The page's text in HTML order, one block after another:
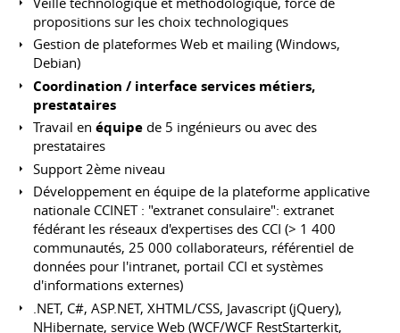
propositions sur les choix technologiques
Gestion de plateformes Web et mailing (Windows,
Debian)
Coordination / interface services métiers,
prestataires
Travail enéquipe de 5 ingénieurs ou avec des
prestataires
Support 2ème niveau
Développement en équipe de la plateforme applicative
nationale CCINET : "extranet consulaire": extranet
fédérant les réseaux d'expertises des CCI (> 1 400
communautés, 25 000 collaborateurs, référentiel de
données pour l'intranet, portail CCI et systèmes
d'informations externes)
.NET, C#, ASP.NET, XHTML/CSS, Javascript (jQuery),
NHibernate, service Web (WCF/WCF RestStarterkit,